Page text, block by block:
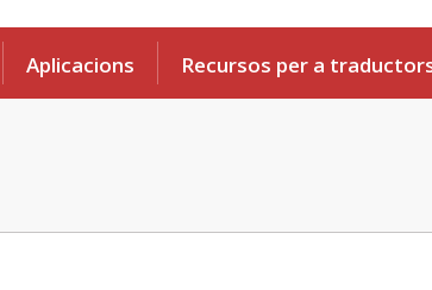
Aplicacions Recursos per a